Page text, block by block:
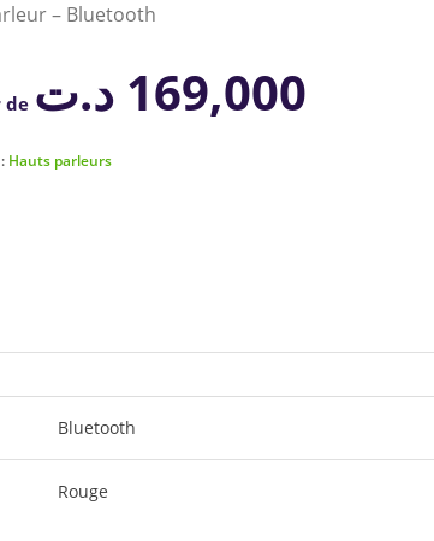
– Bluetooth
de 169,000 د.ت
Hauts parleurs
Bluetooth
Rouge